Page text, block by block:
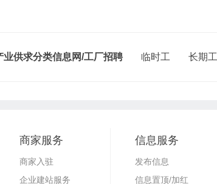
业供求分类信息网/工厂招聘 临时工 长期工
商家服务
商家入驻
企业建站服务
信息服务
发布信息
信息置顶/加红